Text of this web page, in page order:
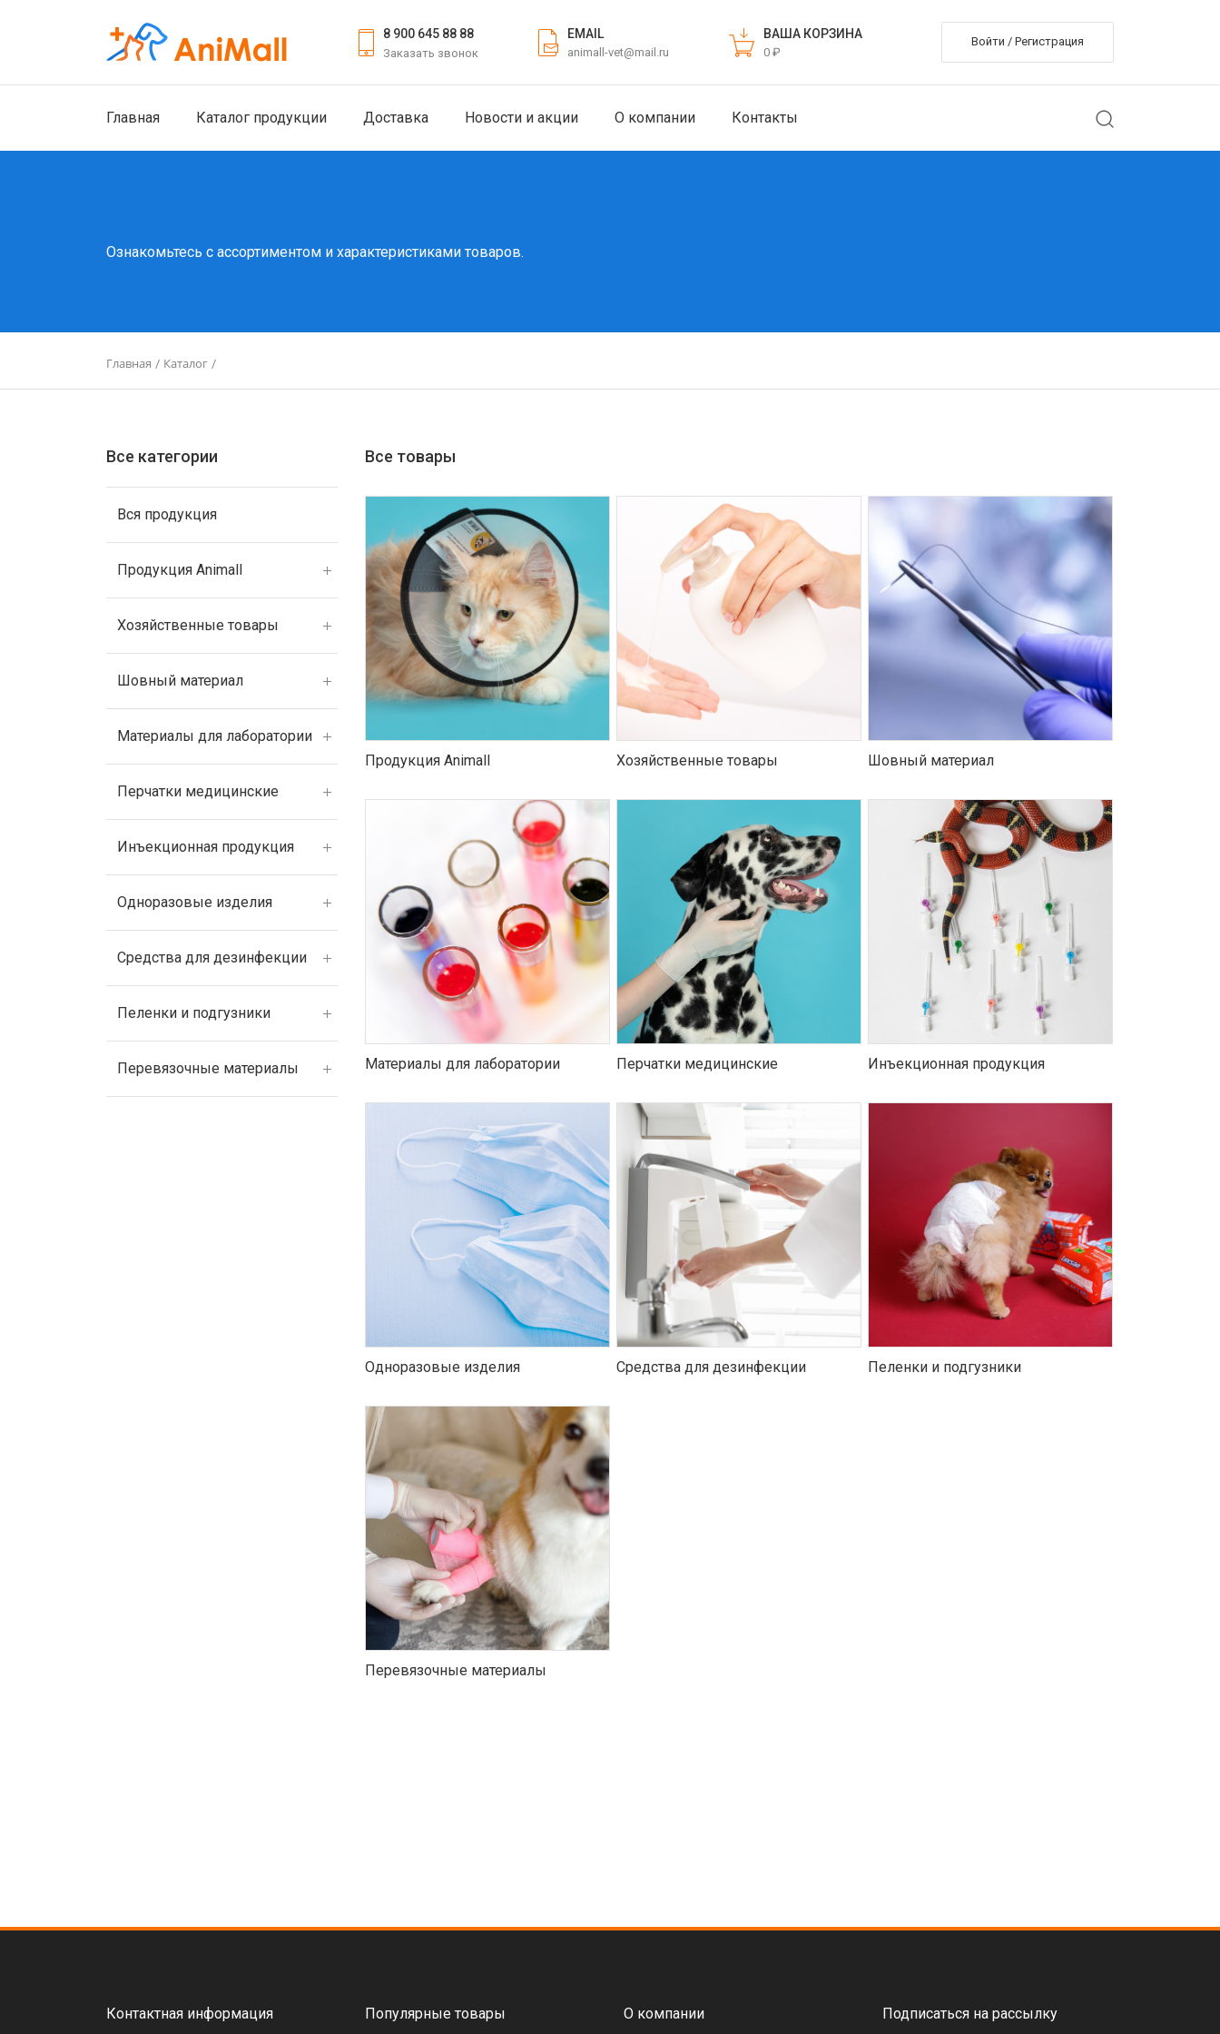
8 900 645 88 88
Заказать звонок
EMAIL
animall-vet@mail.ru
ВАША КОРЗИНА
0 ₽
Войти / Регистрация
Главная Каталог продукции Доставка Новости и акции О компании Контакты
Ознакомьтесь с ассортиментом и характеристиками товаров.
Главная / Каталог /
Все категории
Вся продукция
Продукция Animall
Хозяйственные товары
Шовный материал
Материалы для лаборатории
Перчатки медицинские
Инъекционная продукция
Одноразовые изделия
Средства для дезинфекции
Пеленки и подгузники
Перевязочные материалы
Все товары
Продукция Animall Хозяйственные товары Шовный материал
Материалы для лаборатории Перчатки медицинские Инъекционная продукция
Одноразовые изделия Средства для дезинфекции Пеленки и подгузники
Перевязочные материалы
Контактная информация Популярные товары О компании Подписаться на рассылку